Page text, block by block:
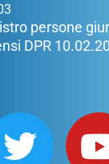
persone
DPR